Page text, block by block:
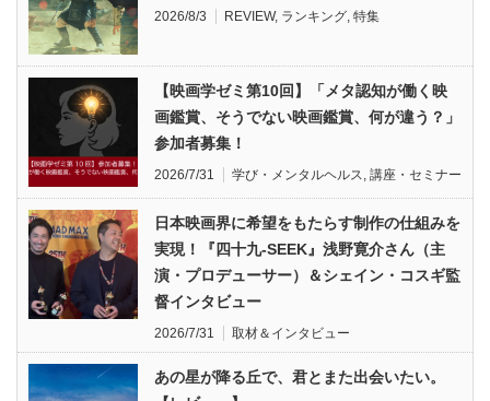
2026/8/3 REVIEW, ランキング, 特集
【映画学ゼミ第10回】「メタ認知が働く映
画鑑賞、そうでない映画鑑賞、何が違う？」
参加者募集！
2026/7/31 学び・メンタルヘルス, 講座・セミナー
日本映画界に希望をもたらす制作の仕組みを
実現！『四十九-SEEK』浅野寛介さん（主
演・プロデューサー）＆シェイン・コスギ監
督インタビュー
2026/7/31 取材＆インタビュー
あの星が降る丘で、君とまた出会いたい。